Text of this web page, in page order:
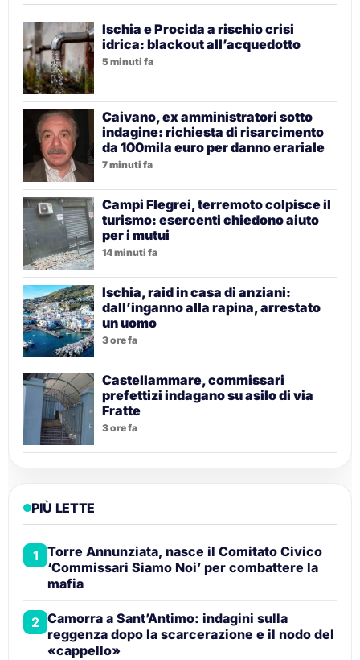
Ischia e Procida a rischio crisi
idrica: blackout all’acquedotto
5 minuti fa
Caivano, ex amministratori sotto
indagine: richiesta di risarcimento
da 100mila euro per danno erariale
7 minuti fa
Campi Flegrei, terremoto colpisce il
turismo: esercenti chiedono aiuto
per i mutui
14 minuti fa
Ischia, raid in casa di anziani:
dall’inganno alla rapina, arrestato
un uomo
3 ore fa
Castellammare, commissari
prefettizi indagano su asilo di via
Fratte
3 ore fa
PIÙ LETTE
1 Torre Annunziata, nasce il Comitato Civico
‘Commissari Siamo Noi’ per combattere la
mafia
2 Camorra a Sant’Antimo: indagini sulla
reggenza dopo la scarcerazione e il nodo del
«cappello»